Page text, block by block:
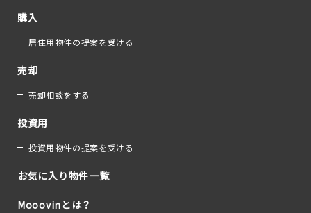
購入
居住用物件の提案を受ける
売却
売却相談をする
投資用
投資用物件の提案を受ける
お気に入り物件一覧
Mooovinとは？